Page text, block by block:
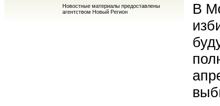
Новостные материалы предоставлены
агентством Новый Регион
В